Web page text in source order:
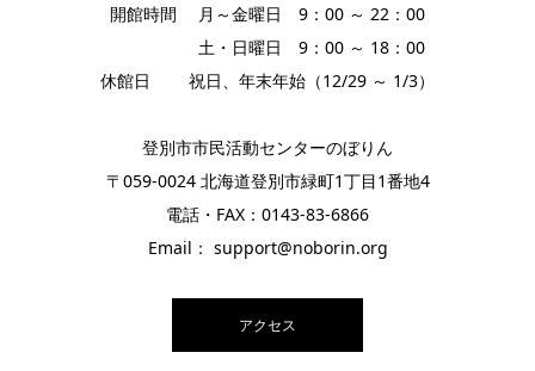
開館時間 月～金曜日 9：00 ～ 22：00
土・日曜日 9：00 ～ 18：00
休館日 祝日、年末年始（12/29 ～ 1/3）
登別市市民活動センターのぼりん
〒059-0024 北海道登別市緑町1丁目1番地4
電話・FAX：0143-83-6866
Email： support@noborin.org
アクセス